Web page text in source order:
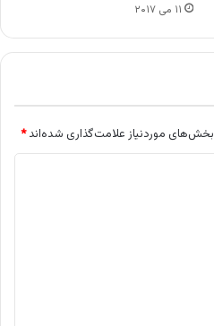
۱۱ می ۲۰۱۷
بخش‌های موردنیاز علامت‌گذاری شده‌اند*